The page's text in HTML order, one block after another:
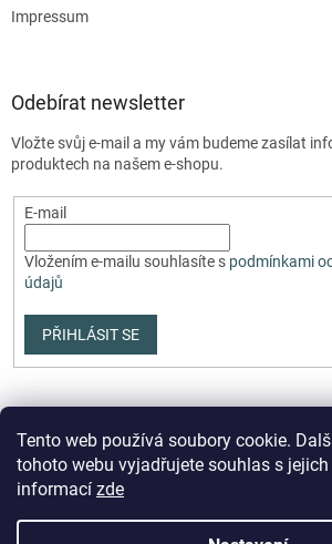
Tento web používá soubory cookie.
tohoto webu vyjadřujete souhlas s
informací zde
Impressum
Odebírat newsletter
Vložte svůj e-mail a my vám budeme zasílat
produktech na našem e-shopu.
E-mail
Vložením e-mailu souhlasíte s podmínkami
údajů
PŘIHLÁSIT SE